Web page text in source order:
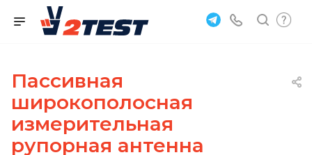
Пассивная
широкополосная
измерительная
рупорная антенна